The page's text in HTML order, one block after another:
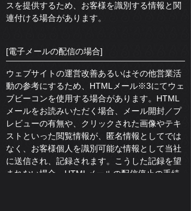
スを提供するため、お客様を識別する情報と関
連付ける場合があります。
[電子メールの配信の場合]
ウェブサイトの運営改善あるいはその他営業活
動の参考にするため、HTMLメール※3にてウェ
ブビーコンを使用する場合があります。HTML
メールをお読みいただく場合、メール開封／プ
レビューの有無や、クリックされた画像やテキ
ストといった閲覧情報が、匿名情報としてでは
なく、お客様個人を識別可能な情報として当社
に送信され、記録されます。こうした記録を望
まれない場合、HTMLメールの配信停止の手続